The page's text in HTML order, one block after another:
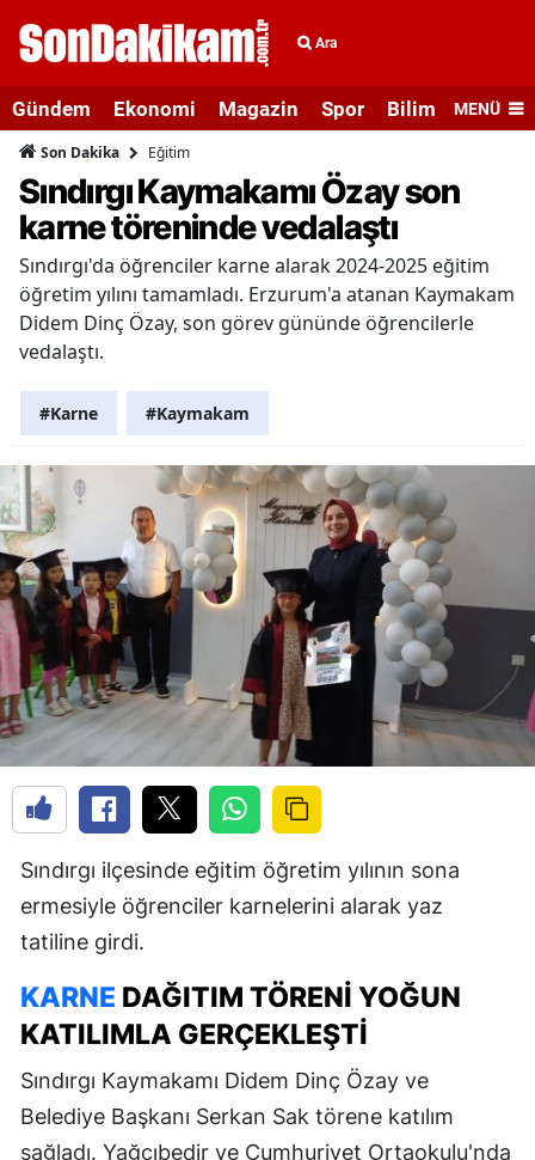
Ara
Gündem Ekonomi Magazin Spor Bilim veMENÜ
Son Dakika Eğitim
Sındırgı Kaymakamı Özay son
karne töreninde vedalaştı
Sındırgı'da öğrenciler karne alarak 2024-2025 eğitim
öğretim yılını tamamladı. Erzurum'a atanan Kaymakam
Didem Dinç Özay, son görev gününde öğrencilerle
vedalaştı.
#Karne #Kaymakam
Sındırgı ilçesinde eğitim öğretim yılının sona
ermesiyle öğrenciler karnelerini alarak yaz
tatiline girdi.
KARNE DAĞITIM TÖRENI YOĞUN
KATILIMLA GERÇEKLEŞTI
Sındırgı Kaymakamı Didem Dinç Özay ve
Belediye Başkanı Serkan Sak törene katılım
sağladı. Yağcıbedir ve Cumhuriyet Ortaokulu'nda